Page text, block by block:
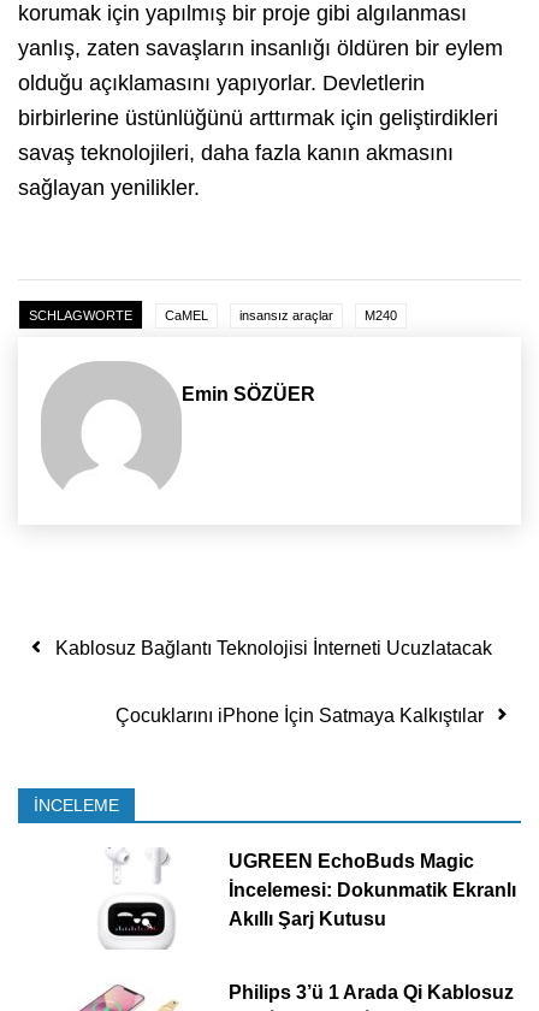
korumak için yapılmış bir proje gibi algılanması
yanlış, zaten savaşların insanlığı öldüren bir eylem
olduğu açıklamasını yapıyorlar. Devletlerin
birbirlerine üstünlüğünü arttırmak için geliştirdikleri
savaş teknolojileri, daha fazla kanın akmasını
sağlayan yenilikler.
SCHLAGWORTE CaMEL insansız araçlar M240
Emin SÖZÜER
Yazı dolaşımı
Kablosuz Bağlantı Teknolojisi İnterneti Ucuzlatacak
Çocuklarını iPhone İçin Satmaya Kalkıştılar
İNCELEME
UGREEN EchoBuds Magic
İncelemesi: Dokunmatik Ekranlı
Akıllı Şarj Kutusu
Philips 3’ü 1 Arada Qi Kablosuz